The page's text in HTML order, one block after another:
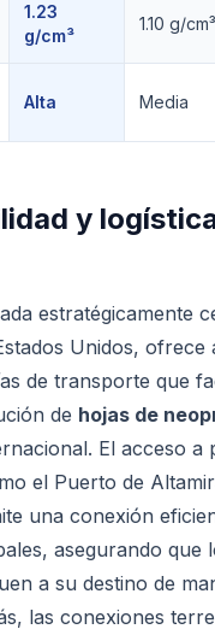
1.23
g/cm³
1.10 g/cm³
Alta Media
y
estratégicamente
Unidos, ofrece
de transporte que
de hojas de
El acceso a
el Puerto de
una conexión
asegurando que
a su destino de
las conexiones